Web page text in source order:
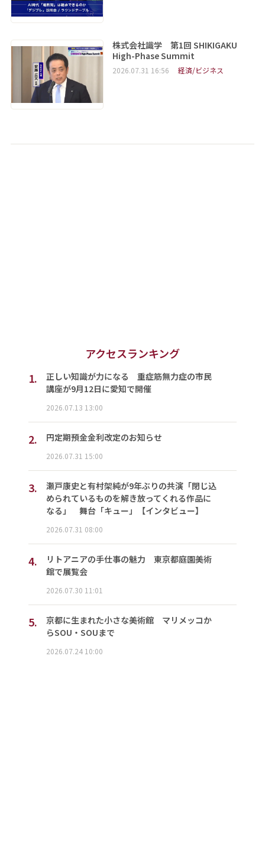
株式会社識学 第1回 SHIKIGAKU
High-Phase Summit
2026.07.31 16:56 経済/ビジネス
アクセスランキング
1.
正しい知識が力になる 重症筋無力症の市民
講座が9月12日に愛知で開催
2026.07.13 13:00
2. 円定期預金金利改定のお知らせ
2026.07.31 15:00
3.
瀬戸康史と有村架純が9年ぶりの共演「閉じ込
められているものを解き放ってくれる作品に
なる」 舞台「キュー」【インタビュー】
2026.07.31 08:00
4.
リトアニアの手仕事の魅力 東京都庭園美術
館で展覧会
2026.07.30 11:01
5.
京都に生まれた小さな美術館 マリメッコか
らSOU・SOUまで
2026.07.24 10:00